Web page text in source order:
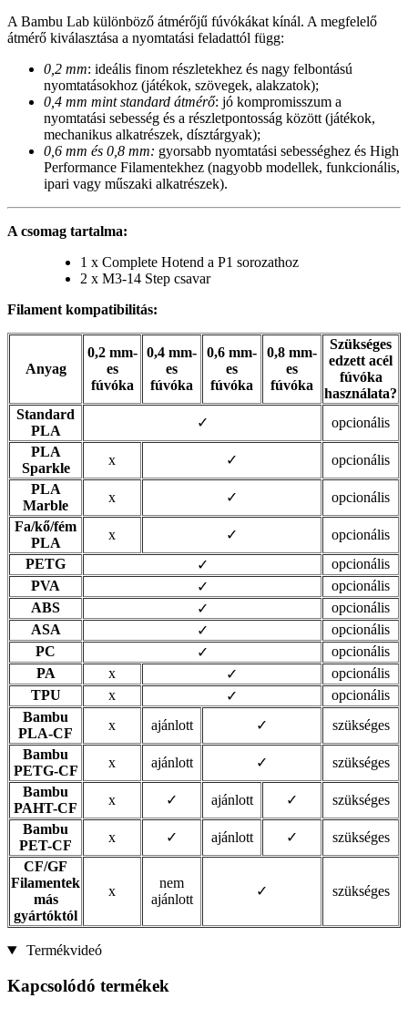
A Bambu Lab különböző átmérőjű fúvókákat kínál. A megfelelő
átmérő kiválasztása a nyomtatási feladattól függ:
0,2 mm: ideális finom részletekhez és nagy felbontású
nyomtatásokhoz (játékok, szövegek, alakzatok);
0,4 mm mint standard átmérő: jó kompromisszum a
nyomtatási sebesség és a részletpontosság között (játékok,
mechanikus alkatrészek, dísztárgyak);
0,6 mm és 0,8 mm: gyorsabb nyomtatási sebességhez és High
Performance Filamentekhez (nagyobb modellek, funkcionális,
ipari vagy műszaki alkatrészek).
A csomag tartalma:
1 x Complete Hotend a P1 sorozathoz
2 x M3-14 Step csavar
Filament kompatibilitás:
Anyag
0,2 mm-
es
fúvóka
0,4 mm-
es
fúvóka
0,6 mm-
es
fúvóka
0,8 mm-
es
fúvóka
Szükséges
edzett acél
fúvóka
használata?
Standard
PLA
✓
opcionális
PLA
Sparkle
x ✓
opcionális
PLA
Marble
x ✓
opcionális
Fa/kő/fém
PLA
x ✓
opcionális
PETG
✓
opcionális
PVA
✓
opcionális
ABS
✓
opcionális
ASA
✓
opcionális
PC
✓
opcionális
PA
x ✓
opcionális
TPU
x ✓
opcionális
Bambu
PLA-CF
x ajánlott ✓
szükséges
Bambu
PETG-CF
x ajánlott ✓
szükséges
Bambu
PAHT-CF
x ✓ ajánlott ✓
szükséges
Bambu
PET-CF
x ✓ ajánlott ✓
szükséges
CF/GF
Filamentek
más
gyártóktól
x
nem
ajánlott
✓ szükséges
Termékvideó
Kapcsolódó termékek